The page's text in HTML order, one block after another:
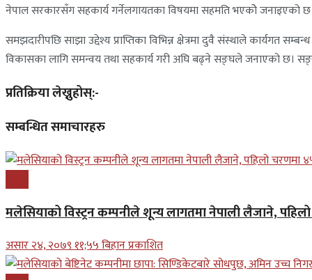
नेपाल सरकारसँग सहकार्य गर्नेलगायतका विषयमा सहमति भएकोे जनाइएको
समझदारीपछि साझा उद्देश्य प्राप्तिका विभिन्न क्षेत्रमा दुवै संस्थाले कार्यगत
विकासका लागि समन्वय तथा सहकार्य गरी अघि बढ्ने सङ्घले जनाएको छ।
प्रतिक्रिया लेख्नुहोस्:-
सम्बन्धित समाचारहरु
मलेसियाको विस्ट्रन कम्पनीले शून्य लागतमा नेपाली लैजाने,
असार २४, २०७९ ११;५५ बिहान प्रकाशित